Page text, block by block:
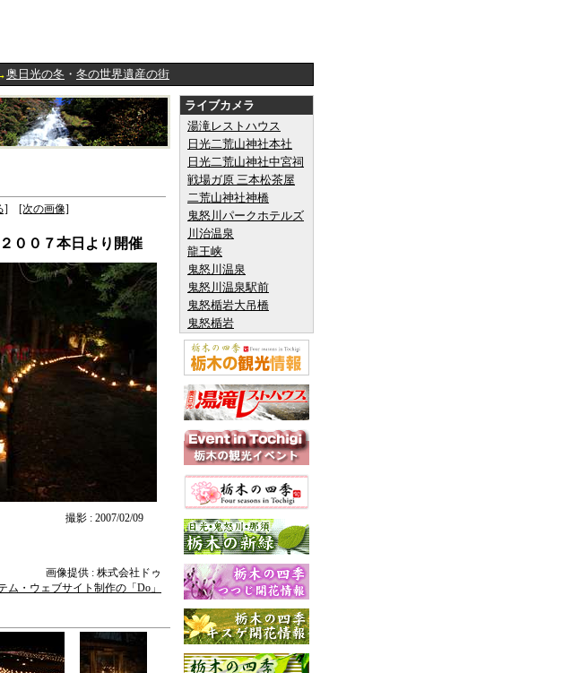
奥日光の冬 ・ 冬の世界遺産の街
] [次の画像]
００７本日より開催
撮影 : 2007/02/09
画像提供 : 株式会社ドゥ
ム・ウェブサイト制作の「Do」
ライブカメラ
湯滝レストハウス
日光二荒山神社本社
日光二荒山神社中宮祠
戦場ガ原 三本松茶屋
二荒山神社神橋
鬼怒川パークホテルズ
川治温泉
龍王峡
鬼怒川温泉
鬼怒川温泉駅前
鬼怒楯岩大吊橋
鬼怒楯岩